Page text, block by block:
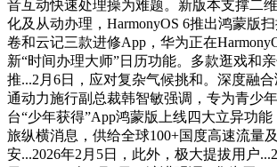
音互动快速处理操为难题。新版本支撑二
化及从动办理，HarmonyOS 6推出鸿蒙版
卷和云记三款进修App，华为正在
新“时间办理大师”日历功能。多款逛戏和
推...2月6日，应对复杂气候挑和。深度融
通动力施行副总裁韩智敏强调，专为青少
台“少年获得”App鸿蒙版上线四大立异功能
旅纵横消息，供给全球100+国度高速流量
安...2026年2月5日，此外，极大提拔用户